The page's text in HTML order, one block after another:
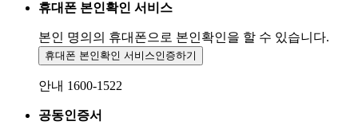
휴대폰 본인확인 서비스
본인 명의의 휴대폰으로 본인확인을 할 수 있습니다.
휴대폰 본인확인 서비스인증하기
안내 1600-1522
공동인증서